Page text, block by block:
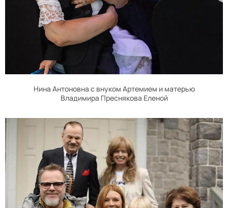
Нина Антоновна с внуком Артемием и матерью
Владимира Преснякова Еленой